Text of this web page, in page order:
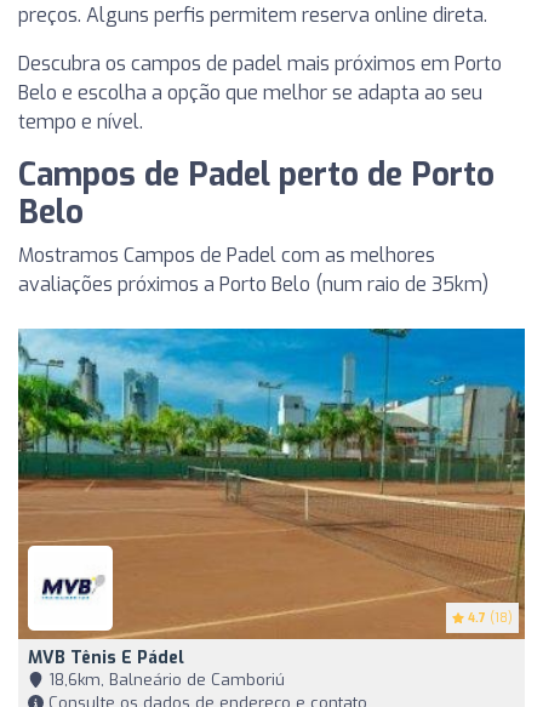
preços. Alguns perfis permitem reserva online direta.
Descubra os campos de padel mais próximos em Porto
Belo e escolha a opção que melhor se adapta ao seu
tempo e nível.
Campos de Padel perto de Porto
Belo
Mostramos Campos de Padel com as melhores
avaliações próximos a Porto Belo (num raio de 35km)
4.7 (18)
MVB Tênis E Pádel
18,6km, Balneário de Camboriú